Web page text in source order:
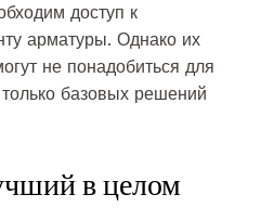
доступ к
арматуры. Однако их
не понадобиться для
базовых решений
в целом